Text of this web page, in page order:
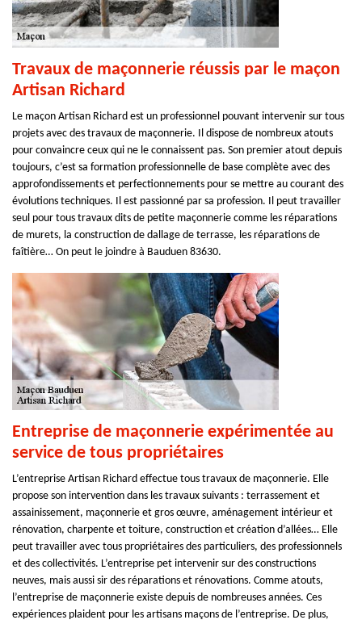
Travaux de maçonnerie réussis par le maçon
Artisan Richard
Le maçon Artisan Richard est un professionnel pouvant intervenir sur tous
projets avec des travaux de maçonnerie. Il dispose de nombreux atouts
pour convaincre ceux qui ne le connaissent pas. Son premier atout depuis
toujours, c’est sa formation professionnelle de base complète avec des
approfondissements et perfectionnements pour se mettre au courant des
évolutions techniques. Il est passionné par sa profession. Il peut travailler
seul pour tous travaux dits de petite maçonnerie comme les réparations
de murets, la construction de dallage de terrasse, les réparations de
faîtière… On peut le joindre à Bauduen 83630.
Entreprise de maçonnerie expérimentée au
service de tous propriétaires
L’entreprise Artisan Richard effectue tous travaux de maçonnerie. Elle
propose son intervention dans les travaux suivants : terrassement et
assainissement, maçonnerie et gros œuvre, aménagement intérieur et
rénovation, charpente et toiture, construction et création d’allées… Elle
peut travailler avec tous propriétaires des particuliers, des professionnels
et des collectivités. L’entreprise pet intervenir sur des constructions
neuves, mais aussi sir des réparations et rénovations. Comme atouts,
l’entreprise de maçonnerie existe depuis de nombreuses années. Ces
expériences plaident pour les artisans maçons de l’entreprise. De plus,